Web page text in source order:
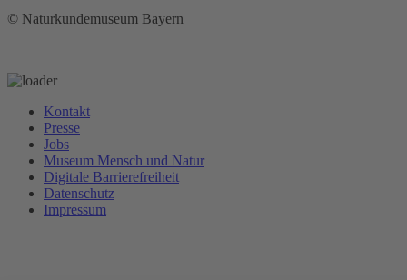
© Naturkundemuseum Bayern
Kontakt
Presse
Jobs
Museum Mensch und Natur
Digitale Barrierefreiheit
Datenschutz
Impressum